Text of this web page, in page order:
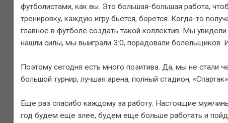
футболистами, как вы. Это большая-большая работа,
тренировку, каждую игру бьется, борется. Когда-то
главное в футболе создать такой коллектив. Мы
нашли силы, мы выиграли 3:0, порадовали болельщиков.
Поэтому сегодня есть много позитива. Да, мы не
большой турнир, лучшая арена, полный стадион,
Еще раз спасибо каждому за работу. Настоящие
год будем еще злее, будем еще больше работать и